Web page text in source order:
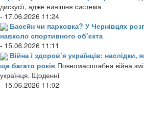
дискусії, адже нинішня система
- 17.06.2026 11:24
Басейн чи парковка? У Чернівцях
навколо спортивного об’єкта
- 15.06.2026 11:11
Війна і здоров’я українців: наслідки,
ще багато років Повномасштабна війна
українця. Щоденні
- 15.06.2026 11:02